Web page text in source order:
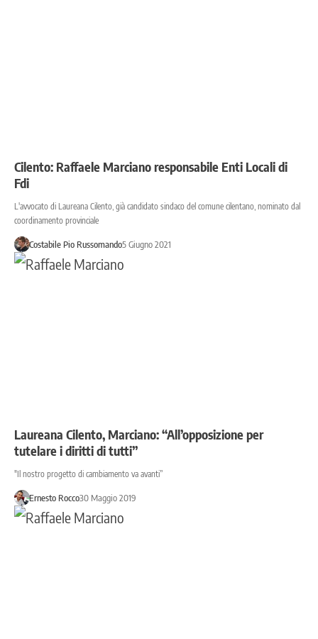
Cilento: Raffaele Marciano responsabile Enti Locali di
Fdi
L'avvocato di Laureana Cilento, già candidato sindaco del comune cilentano, nominato dal
coordinamento provinciale
Costabile Pio Russomando5 Giugno 2021
Laureana Cilento, Marciano: “All’opposizione per
tutelare i diritti di tutti”
"Il nostro progetto di cambiamento va avanti”
Ernesto Rocco30 Maggio 2019